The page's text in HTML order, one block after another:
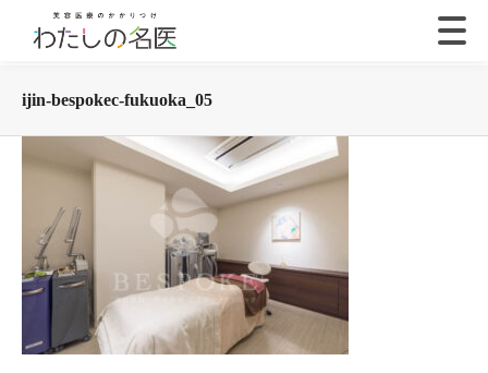
ijin-bespokec-fukuoka_05